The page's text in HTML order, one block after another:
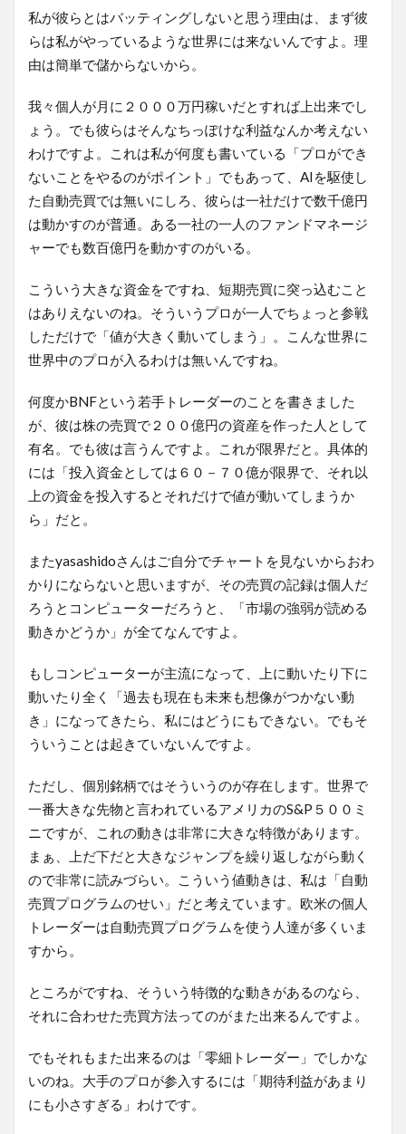
私が彼らとはバッティングしないと思う理由は、まず彼
らは私がやっているような世界には来ないんですよ。理
由は簡単で儲からないから。
我々個人が月に２０００万円稼いだとすれば上出来でし
ょう。でも彼らはそんなちっぽけな利益なんか考えない
わけですよ。これは私が何度も書いている「プロができ
ないことをやるのがポイント」でもあって、AIを駆使し
た自動売買では無いにしろ、彼らは一社だけで数千億円
は動かすのが普通。ある一社の一人のファンドマネージ
ャーでも数百億円を動かすのがいる。
こういう大きな資金をですね、短期売買に突っ込むこと
はありえないのね。そういうプロが一人でちょっと参戦
しただけで「値が大きく動いてしまう」。こんな世界に
世界中のプロが入るわけは無いんですね。
何度かBNFという若手トレーダーのことを書きました
が、彼は株の売買で２００億円の資産を作った人として
有名。でも彼は言うんですよ。これが限界だと。具体的
には「投入資金としては６０－７０億が限界で、それ以
上の資金を投入するとそれだけで値が動いてしまうか
ら」だと。
またyasashidoさんはご自分でチャートを見ないからおわ
かりにならないと思いますが、その売買の記録は個人だ
ろうとコンピューターだろうと、「市場の強弱が読める
動きかどうか」が全てなんですよ。
もしコンピューターが主流になって、上に動いたり下に
動いたり全く「過去も現在も未来も想像がつかない動
き」になってきたら、私にはどうにもできない。でもそ
ういうことは起きていないんですよ。
ただし、個別銘柄ではそういうのが存在します。世界で
一番大きな先物と言われているアメリカのS&P５００ミ
ニですが、これの動きは非常に大きな特徴があります。
まぁ、上だ下だと大きなジャンプを繰り返しながら動く
ので非常に読みづらい。こういう値動きは、私は「自動
売買プログラムのせい」だと考えています。欧米の個人
トレーダーは自動売買プログラムを使う人達が多くいま
すから。
ところがですね、そういう特徴的な動きがあるのなら、
それに合わせた売買方法ってのがまた出来るんですよ。
でもそれもまた出来るのは「零細トレーダー」でしかな
いのね。大手のプロが参入するには「期待利益があまり
にも小さすぎる」わけです。